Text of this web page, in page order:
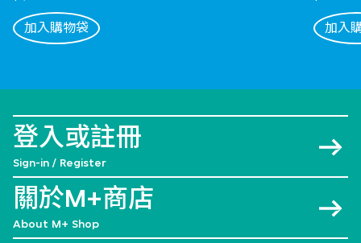
加入購物袋 加入
登入或註冊
Sign-in / Register
關於M+商店
About M+ Shop